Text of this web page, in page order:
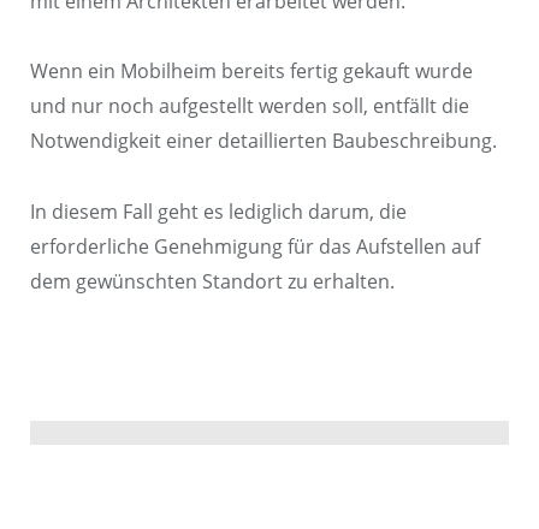
Wenn ein Mobilheim bereits fertig gekauft wurde
und nur noch aufgestellt werden soll, entfällt die
Notwendigkeit einer detaillierten Baubeschreibung.
In diesem Fall geht es lediglich darum, die
erforderliche Genehmigung für das Aufstellen auf
dem gewünschten Standort zu erhalten.